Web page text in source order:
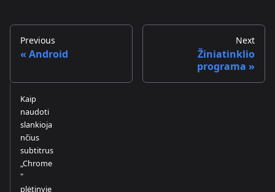
Previous
Android
Next
Žiniatinklio
programa
Kaip
naudoti
slankioja
nčius
subtitrus
„Chrome
"
plėtinyje